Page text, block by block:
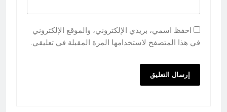
احفظ اسمي، بريدي الإلكتروني، والموقع الإلكتروني
في هذا المتصفح لاستخدامها المرة المقبلة في تعليقي.